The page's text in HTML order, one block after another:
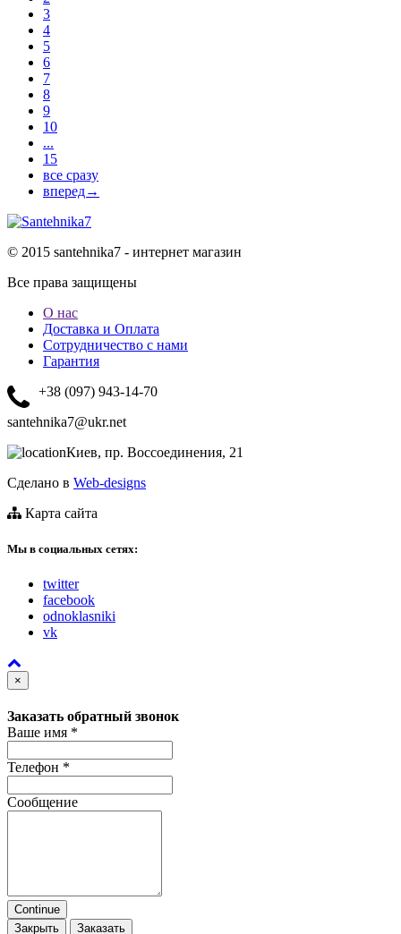
3
4
5
6
7
8
9
10
...
15
все сразу
вперед→
© 2015 santehnika7 - интернет магазин
Все права защищены
О нас
Доставка и Оплата
Сотрудничество с нами
Гарантия
+38 (097) 943-14-70
santehnika7@ukr.net
Киев, пр. Воссоединения, 21
Сделано в Web-designs
Карта сайта
Мы в социальных сетях:
twitter
facebook
odnoklasniki
vk
×
Заказать обратный звонок
Ваше имя *
Телефон *
Сообщение
Continue
Закрыть
Заказать